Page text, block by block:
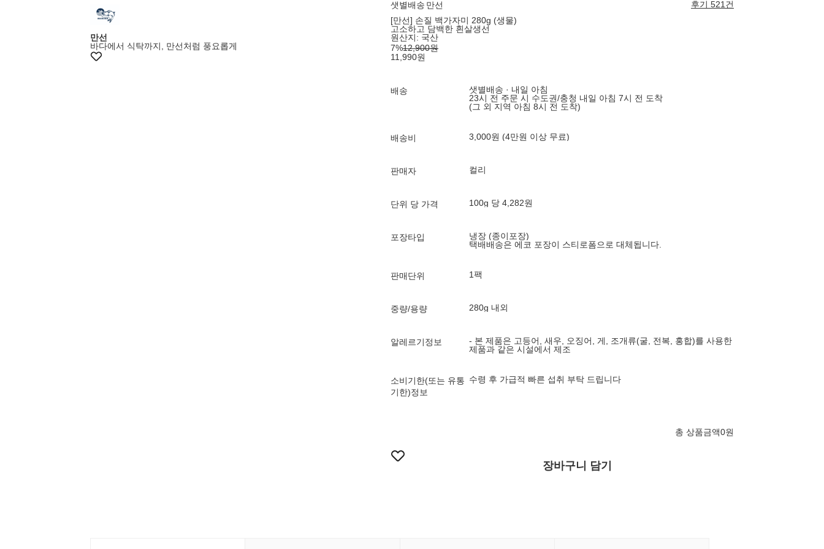
만선
바다에서 식탁까지, 만선처럼 풍요롭게
샛별배송 만선
후기 521건
[만선] 손질 백가자미 280g (생물)
고소하고 담백한 흰살생선
원산지: 국산
7%12,900원
11,990원
배송
샛별배송 · 내일 아침
23시 전 주문 시 수도권/충청 내일 아침 7시 전 도착
(그 외 지역 아침 8시 전 도착)
배송비 3,000원 (4만원 이상 무료)
판매자 컬리
단위 당 가격 100g 당 4,282원
포장타입
냉장 (종이포장)
택배배송은 에코 포장이 스티로폼으로 대체됩니다.
판매단위 1팩
중량/용량 280g 내외
알레르기정보
- 본 제품은 고등어, 새우, 오징어, 게, 조개류(굴, 전복, 홍합)를 사용한
제품과 같은 시설에서 제조
소비기한(또는 유통
기한)정보
수령 후 가급적 빠른 섭취 부탁 드립니다
총 상품금액0원
장바구니 담기